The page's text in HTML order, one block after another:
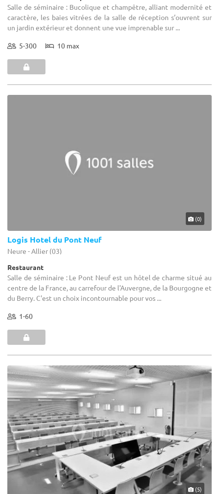
Salle de séminaire : Bucolique et champêtre, alliant modernité et
caractère, les baies vitrées de la salle de réception s’ouvrent sur
un jardin extérieur et donnent une vue imprenable sur ...
5-300 10 max
(0)
Logis Hotel du Pont Neuf
Neure - Allier (03)
Restaurant
Salle de séminaire : Le Pont Neuf est un hôtel de charme situé au
centre de la France, au carrefour de l'Auvergne, de la Bourgogne et
du Berry. C'est un choix incontournable pour vos ...
1-60
(5)